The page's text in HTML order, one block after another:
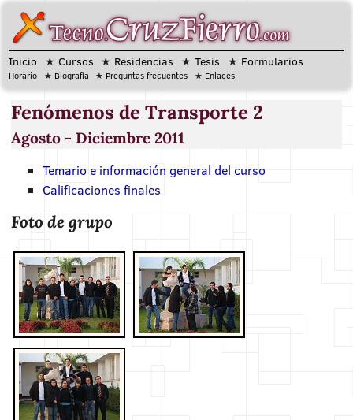
Inicio Cursos Residencias Tesis Formularios
Horario Biografía Preguntas frecuentes Enlaces
Fenómenos de Transporte 2
Agosto - Diciembre 2011
Temario e información general del curso
Calificaciones finales
Foto de grupo